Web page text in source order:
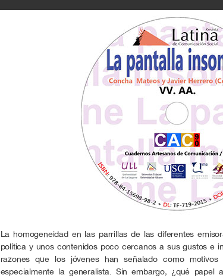
La homogeneidad en las parrillas de las diferentes
política y unos contenidos poco cercanos a sus gustos e
razones que los jóvenes han señalado como
especialmente la generalista. Sin embargo, ¿qué papel